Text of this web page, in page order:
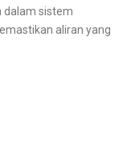
dalam sistem
aliran yang